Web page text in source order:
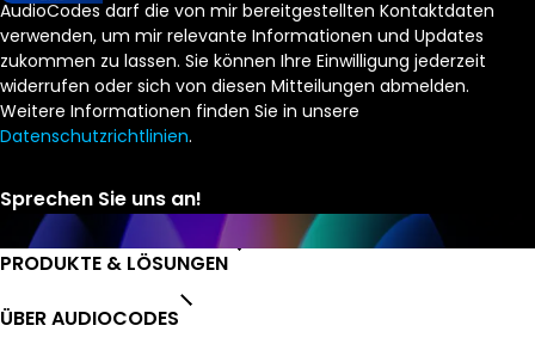
AudioCodes darf die von mir bereitgestellten Kontaktdaten
verwenden, um mir relevante Informationen und Updates
zukommen zu lassen. Sie können Ihre Einwilligung jederzeit
widerrufen oder sich von diesen Mitteilungen abmelden.
Weitere Informationen finden Sie in unsere
Datenschutzrichtlinien.
PRODUKTE & LÖSUNGEN
ÜBER AUDIOCODES